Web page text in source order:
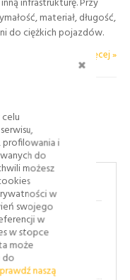
profilowania i
do
możesz
w
swojego
w
w stopce
może
do
naszą
infrastrukturę. Przy
materiał, długość,
do ciężkich pojazdów.
Czytaj więcej »
(43)